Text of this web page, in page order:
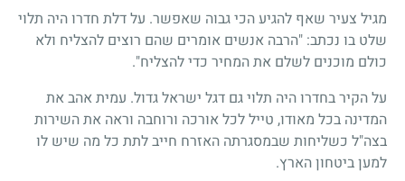
מגיל צעיר שאף להגיע הכי גבוה שאפשר. על דלת חדרו היה תלוי
שלט בו נכתב: "הרבה אנשים אומרים שהם רוצים להצליח ולא
כולם מוכנים לשלם את המחיר כדי להצליח".
על הקיר בחדרו היה תלוי גם דגל ישראל גדול. עמית אהב את
המדינה בכל מאודו, טייל לכל אורכה ורוחבה וראה את השירות
בצה"ל כשליחות שבמסגרתה האזרח חייב לתת כל מה שיש לו
למען ביטחון הארץ.